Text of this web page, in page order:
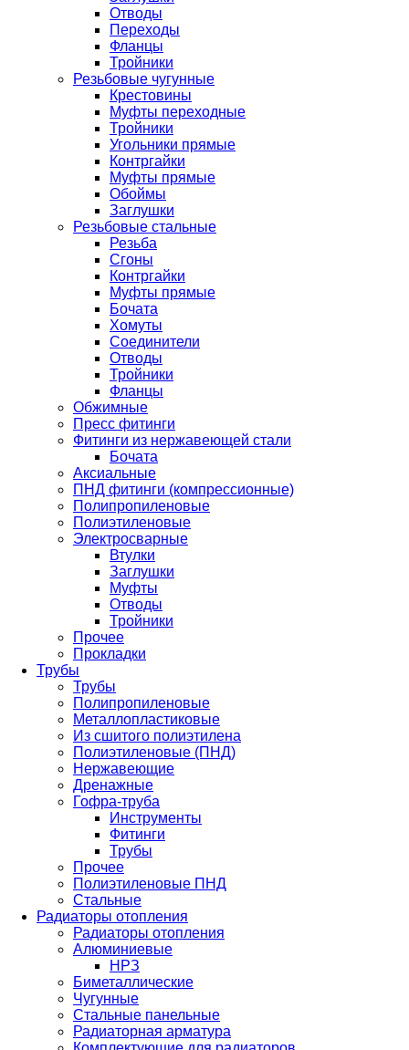
Отводы
Переходы
Фланцы
Тройники
Резьбовые чугунные
Крестовины
Муфты переходные
Тройники
Угольники прямые
Контргайки
Муфты прямые
Обоймы
Заглушки
Резьбовые стальные
Резьба
Сгоны
Контргайки
Муфты прямые
Бочата
Хомуты
Соединители
Отводы
Тройники
Фланцы
Обжимные
Пресс фитинги
Фитинги из нержавеющей стали
Бочата
Аксиальные
ПНД фитинги (компрессионные)
Полипропиленовые
Полиэтиленовые
Электросварные
Втулки
Заглушки
Муфты
Отводы
Тройники
Прочее
Прокладки
Трубы
Трубы
Полипропиленовые
Металлопластиковые
Из сшитого полиэтилена
Полиэтиленовые (ПНД)
Нержавеющие
Дренажные
Гофра-труба
Инструменты
Фитинги
Трубы
Прочее
Полиэтиленовые ПНД
Стальные
Радиаторы отопления
Радиаторы отопления
Алюминиевые
НРЗ
Биметаллические
Чугунные
Стальные панельные
Радиаторная арматура